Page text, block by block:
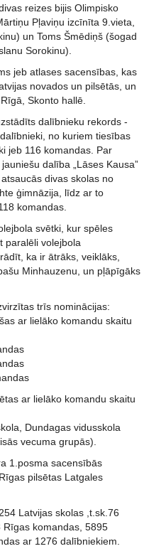
reizes bijis Olimpisko
Pļaviņu izcīnīta 9.vieta,
un Toms Šmēdiņš (šogad
Sorokinu).
jeb atlases sacensības, kas
novados un pilsētās, un
Skonto hallē.
dalībnieku rekords -
no kuriem tiesības
jeb 116 komandas. Par
dalība „Lāses Kausa”
divas skolas no
ģimnāzija, līdz ar to
komandas.
svētki, kur spēles
paralēli volejbola
ka ir ātrāks, veiklāks,
Minhauzenu, un pļāpīgāks
trīs nominācijas:
ar lielāko komandu skaitu
ar lielāko komandu skaitu
Dundagas vidusskola
vecuma grupās).
1.posma sacensībās
pilsētas Latgales
Latvijas skolas ,t.sk.76
komandas, 5895
ar 1276 dalībniekiem.